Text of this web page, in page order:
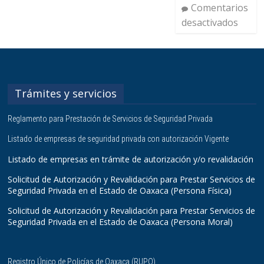
Comentarios
desactivados
Trámites y servicios
Reglamento para Prestación de Servicios de Seguridad Privada
Listado de empresas de seguridad privada con autorización Vigente
Listado de empresas en trámite de autorización y/o revalidación
Solicitud de Autorización y Revalidación para Prestar Servicios de
Seguridad Privada en el Estado de Oaxaca (Persona Física)
Solicitud de Autorización y Revalidación para Prestar Servicios de
Seguridad Privada en el Estado de Oaxaca (Persona Moral)
Registro Único de Policías de Oaxaca (RUPO)